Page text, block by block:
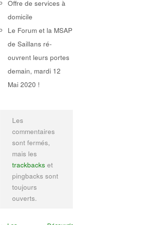
Offre de services à
domicile
Le Forum et la MSAP
de Saillans ré-
ouvrent leurs portes
demain, mardi 12
Mai 2020 !
Les
commentaires
sont fermés,
mais les
trackbacks et
pingbacks sont
toujours
ouverts.